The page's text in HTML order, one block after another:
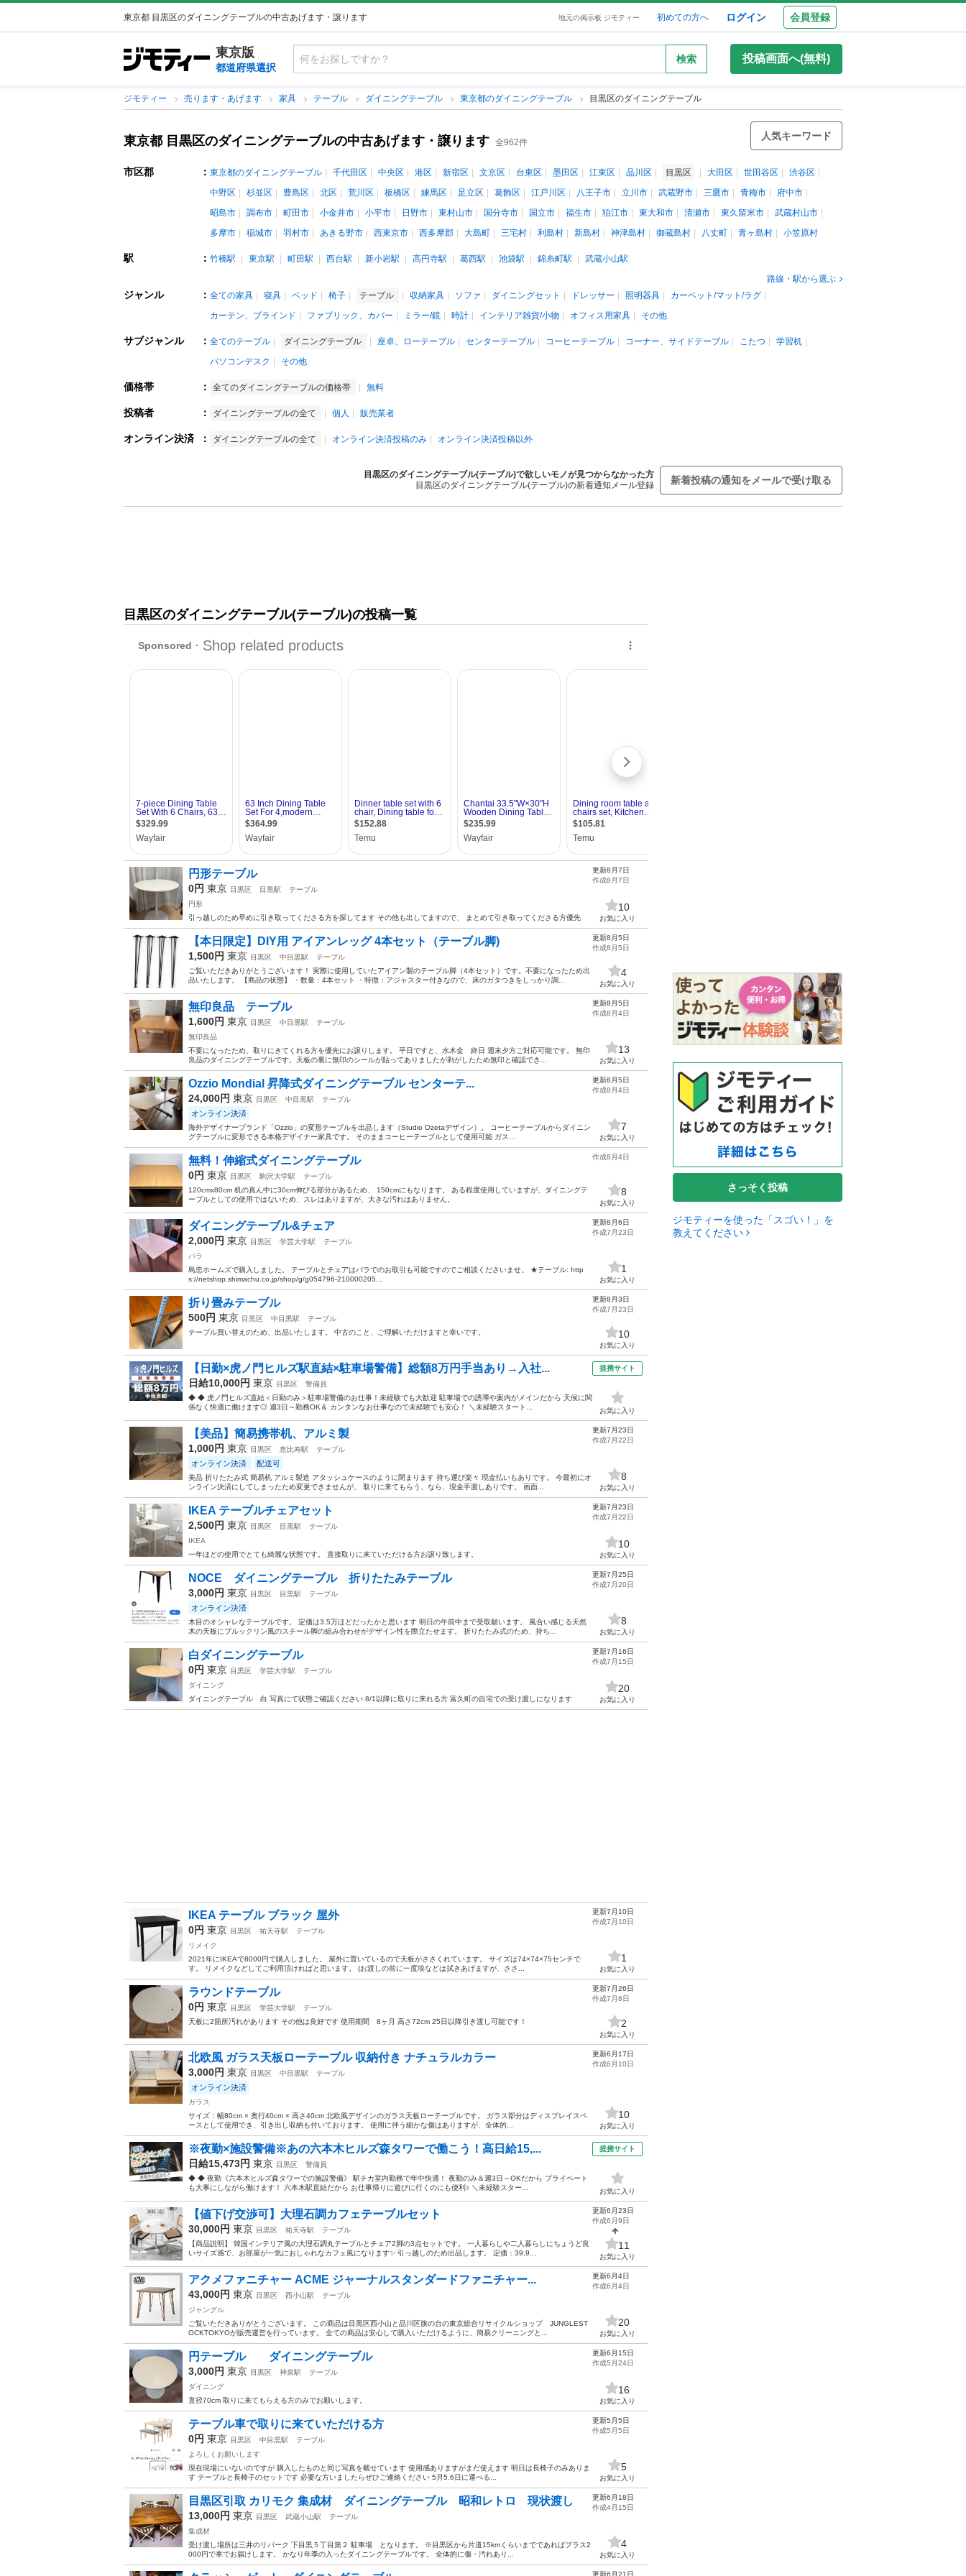
東京都 目黒区のダイニングテーブルの中古あげます・譲ります 地元の掲示板 ジモティー 初めての方へ ログイン 会員登録
東京版
都道府県選択
検索 投稿画面へ(無料)
ジモティー 売ります・あげます 家具 テーブル ダイニングテーブル 東京都のダイニングテーブル 目黒区のダイニングテーブル
東京都 目黒区のダイニングテーブルの中古あげます・譲ります 全962件
人気キーワード
市区郡 ： 東京都のダイニングテーブル 千代田区 中央区 港区 新宿区 文京区 台東区 墨田区 江東区 品川区 目黒区 大田区 世田谷区
渋谷区
中野区
杉並区 豊島区 北区 荒川区 板橋区 練馬区 足立区 葛飾区 江戸川区 八王子市 立川市 武蔵野市 三鷹市 青梅市
府中市
昭島市
調布市 町田市 小金井市 小平市 日野市 東村山市 国分寺市 国立市 福生市 狛江市 東大和市 清瀬市 東久留米市
武蔵村山市
多摩市
稲城市 羽村市 あきる野市 西東京市 西多摩郡 大島町 三宅村 利島村 新島村 神津島村 御蔵島村 八丈町 青ヶ島村 小笠原村
駅 ： 竹橋駅 東京駅 町田駅 西台駅 新小岩駅 高円寺駅 葛西駅 池袋駅 錦糸町駅
武蔵小山駅
路線・駅から選ぶ
ジャンル ： 全ての家具 寝具 ベッド 椅子 テーブル 収納家具 ソファ ダイニングセット ドレッサー 照明器具
カーペット/マット/ラグ
カーテン、ブラインド
ファブリック、カバー ミラー/鏡 時計 インテリア雑貨/小物 オフィス用家具 その他
サブジャンル ： 全てのテーブル ダイニングテーブル 座卓、ローテーブル センターテーブル コーヒーテーブル コーナー、サイドテーブル こたつ
学習机
パソコンデスク
その他
価格帯 ： 全てのダイニングテーブルの価格帯 無料
投稿者 ： ダイニングテーブルの全て 個人 販売業者
オンライン決済 ： ダイニングテーブルの全て オンライン決済投稿のみ オンライン決済投稿以外
目黒区のダイニングテーブル(テーブル)で欲しいモノが見つからなかった方
目黒区のダイニングテーブル(テーブル)の新着通知メール登録
新着投稿の通知をメールで受け取る
目黒区のダイニングテーブル(テーブル)の投稿一覧
円形テーブル
0円 東京 目黒区 目黒駅
テーブル
円形
引っ越しのため早めに引き取ってくださる方を探してます その他も出してますので、 まとめて引き取ってくださる方優先
更新8月7日
作成8月7日
10
お気に入り
【本日限定】DIY用 アイアンレッグ 4本セット（テーブル脚)
1,500円 東京 目黒区 中目黒駅
テーブル
ご覧いただきありがとうございます！ 実際に使用していたアイアン製のテーブル脚（4本セット）です。不要になったため出
品いたします。 【商品の状態】 ・数量：4本セット ・特徴：アジャスター付きなので、床のガタつきをしっかり調...
更新8月5日
作成8月5日
4
お気に入り
無印良品 テーブル
1,600円 東京 目黒区 中目黒駅
テーブル
無印良品
不要になったため、取りにきてくれる方を優先にお譲りします。 平日ですと、水木金 終日 週末夕方ご対応可能です。 無印
良品のダイニングテーブルです。天板の裏に無印のシールが貼ってありましたが剥がしたため無印と確認でき...
更新8月5日
作成8月4日
13
お気に入り
Ozzio Mondial 昇降式ダイニングテーブル センターテ...
24,000円 東京 目黒区 中目黒駅 テーブル
オンライン決済
海外デザイナーブランド「Ozzio」の変形テーブルを出品します（Studio Ozetaデザイン）。 コーヒーテーブルからダイニン
グテーブルに変形できる本格デザイナー家具です。 そのままコーヒーテーブルとして使用可能 ガス...
更新8月5日
作成8月4日
7
お気に入り
無料！伸縮式ダイニングテーブル
0円 東京 目黒区 駒沢大学駅
テーブル
120cmx80cm 机の真ん中に30cm伸びる部分があるため、 150cmにもなります。 ある程度使用していますが、ダイニングテ
ーブルとしての使用ではないため、スレはありますが、大きな汚れはありません。
作成8月4日
8
お気に入り
ダイニングテーブル&チェア
2,000円 東京 目黒区 学芸大学駅
テーブル
バラ
島忠ホームズで購入しました。 テーブルとチェアはバラでのお取引も可能ですのでご相談くださいませ。 ★テーブル: http
s://netshop.shimachu.co.jp/shop/g/g054796-210000205...
更新8月6日
作成7月23日
1
お気に入り
折り畳みテーブル
500円 東京 目黒区 中目黒駅
テーブル
テーブル買い替えのため、出品いたします。 中古のこと、ご理解いただけますと幸いです。
更新8月3日
作成7月23日
10
お気に入り
【日勤×虎ノ門ヒルズ駅直結×駐車場警備】総額8万円手当あり→入社...
日給10,000円 東京 目黒区
警備員
◆ ◆ 虎ノ門ヒルズ直結＜日勤のみ＞駐車場警備のお仕事！未経験でも大歓迎 駐車場での誘導や案内がメインだから 天候に関
係なく快適に働けます◎ 週3日～勤務OK＆ カンタンなお仕事なので未経験でも安心！ ＼未経験スタート...
提携サイト
お気に入り
【美品】簡易携帯机、アルミ製
1,000円 東京 目黒区 恵比寿駅 テーブル
オンライン決済 配送可
美品 折りたたみ式 簡易机 アルミ製造 アタッシュケースのように閉まります 持ち運び楽々 現金払いもありです。 今最初にオ
ンライン決済にしてしまったため変更できませんが、 取りに来てもらう、なら、現金手渡しありです。 画面...
更新7月23日
作成7月22日
8
お気に入り
IKEA テーブルチェアセット
2,500円 東京 目黒区 目黒駅
テーブル
IKEA
一年ほどの使用でとても綺麗な状態です。 直接取りに来ていただける方お譲り致します。
更新7月23日
作成7月22日
10
お気に入り
NOCE ダイニングテーブル 折りたたみテーブル
3,000円 東京 目黒区 目黒駅 テーブル
オンライン決済
木目のオシャレなテーブルです。 定価は3.5万ほどだったかと思います 明日の午前中まで受取願います。 風合い感じる天然
木の天板にブルックリン風のスチール脚の組み合わせがデザイン性を際立たせます。 折りたたみ式のため、持ち...
更新7月25日
作成7月20日
8
お気に入り
白ダイニングテーブル
0円 東京 目黒区 学芸大学駅
テーブル
ダイニング
ダイニングテーブル 白 写真にて状態ご確認ください 8/1以降に取りに来れる方 富久町の自宅での受け渡しになります
更新7月16日
作成7月15日
20
お気に入り
IKEA テーブル ブラック 屋外
0円 東京 目黒区 祐天寺駅
テーブル
リメイク
2021年にIKEAで8000円で購入しました。 屋外に置いているので天板がささくれています。 サイズは74×74×75センチで
す。 リメイクなどしてご利用頂ければと思います。 (お渡しの前に一度埃などは拭きあげますが、ささ...
更新7月10日
作成7月10日
1
お気に入り
ラウンドテーブル
0円 東京 目黒区 学芸大学駅
テーブル
天板に2箇所汚れがあります その他は良好です 使用期間 8ヶ月 高さ72cm 25日以降引き渡し可能です！
更新7月26日
作成7月8日
2
お気に入り
北欧風 ガラス天板ローテーブル 収納付き ナチュラルカラー
3,000円 東京 目黒区 中目黒駅 テーブル
オンライン決済
ガラス
サイズ：幅80cm × 奥行40cm × 高さ40cm 北欧風デザインのガラス天板ローテーブルです。 ガラス部分はディスプレイスペ
ースとして使用でき、引き出し収納も付いております。 使用に伴う細かな傷はありますが、全体的...
更新6月17日
作成6月10日
10
お気に入り
※夜勤×施設警備※あの六本木ヒルズ森タワーで働こう！高日給15,...
日給15,473円 東京 目黒区
警備員
◆ ◆ 夜勤《六本木ヒルズ森タワーでの施設警備》 駅チカ室内勤務で年中快適！ 夜勤のみ＆週3日～OKだから プライベート
も大事にしながら働けます！ 六本木駅直結だから お仕事帰りに遊びに行くのにも便利♪ ＼未経験スター...
提携サイト
お気に入り
【値下げ交渉可】大理石調カフェテーブルセット
30,000円 東京 目黒区 祐天寺駅
テーブル
【商品説明】 韓国インテリア風の大理石調丸テーブルとチェア2脚の3点セットです。 一人暮らしや二人暮らしにちょうど良
いサイズ感で、お部屋が一気におしゃれなカフェ風になります✨ 引っ越しのため出品します。 定価：39,9...
更新6月23日
作成6月9日
11
お気に入り
アクメファニチャー ACME ジャーナルスタンダードファニチャー...
43,000円 東京 目黒区 西小山駅
テーブル
ジャングル
ご覧いただきありがとうございます。 この商品は目黒区西小山と品川区旗の台の東京総合リサイクルショップ JUNGLEST
OCKTOKYOが販売運営を行っています。 全ての商品は安心して購入いただけるように、簡易クリーニングと...
更新6月4日
作成6月4日
20
お気に入り
円テーブル ダイニングテーブル
3,000円 東京 目黒区 神泉駅
テーブル
ダイニング
直径70cm 取りに来てもらえる方のみでお願いします。
更新6月15日
作成5月24日
16
お気に入り
テーブル車で取りに来ていただける方
0円 東京 目黒区 中目黒駅
テーブル
よろしくお願いします
現在現場にいないのですが 購入したものと同じ写真を載せています 使用感ありますがまだ使えます 明日は長椅子のみありま
す テーブルと長椅子のセットです 必要な方いましたらぜひご連絡ください 5月5.6日に運べる...
更新5月5日
作成5月5日
5
お気に入り
目黒区引取 カリモク 集成材 ダイニングテーブル 昭和レトロ 現状渡し
13,000円 東京 目黒区 武蔵小山駅
テーブル
集成材
受け渡し場所は三井のリパーク 下目黒５丁目第２ 駐車場 となります。 ※目黒区から片道15kmくらいまでであればプラス2
000円で車でお届けします。 かなり年季の入ったダイニングテーブルです。 全体的に傷・汚れあり...
更新6月18日
作成4月15日
4
お気に入り
更新6月21日
さっそく投稿
ジモティーを使った「スゴい！」を
教えてください